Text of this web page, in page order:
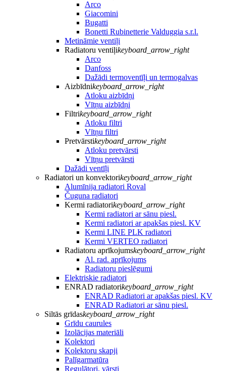
Arco
Giacomini
Bugatti
Bonetti Rubinetterie Valduggia s.r.l.
Metināmie ventiļi
Radiatoru ventiļikeyboard_arrow_right
Arco
Danfoss
Dažādi termoventīļi un termogalvas
Aizbīdnikeyboard_arrow_right
Atloku aizbīdņi
Vītņu aizbīdņi
Filtrikeyboard_arrow_right
Atloku filtri
Vītņu filtri
Pretvārstikeyboard_arrow_right
Atloku pretvārsti
Vītņu pretvārsti
Dažādi ventīļi
Radiatori un konvektorikeyboard_arrow_right
Alumīnija radiatori Roval
Čuguna radiatori
Kermi radiatorikeyboard_arrow_right
Kermi radiatori ar sānu piesl.
Kermi radiatori ar apakšas piesl. KV
Kermi LINE PLK radiatori
Kermi VERTEO radiatori
Radiatoru aprīkojumskeyboard_arrow_right
Al. rad. aprīkojums
Radiatoru pieslēgumi
Elektriskie radiatori
ENRAD radiatorikeyboard_arrow_right
ENRAD Radiatori ar apakšas piesl. KV
ENRAD Radiatori ar sānu piesl.
Siltās grīdaskeyboard_arrow_right
Grīdu caurules
Izolācijas materiāli
Kolektori
Kolektoru skapji
Palīgarmatūra
Regulātori, vārsti